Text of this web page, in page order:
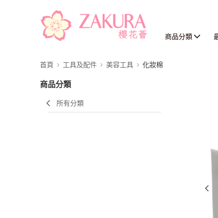
商品分類
首頁 工具及配件 美容工具 化妝棉
商品分類
所有分類